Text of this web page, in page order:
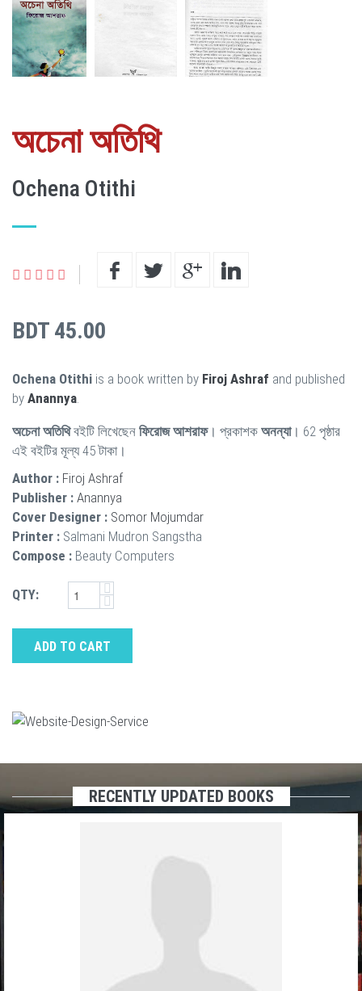
অচেনা অতিথি
Ochena Otithi
BDT 45.00
Ochena Otithi is a book written by Firoj Ashraf and published
by Anannya
অচেনা অতিথিবইটি লিখেছেন ফিরোজ আশরাফ। প্রকাশক অনন্যা। 62 পৃষ্ঠার
এই বইটির মূল্য 45 টাকা।
Author : Firoj Ashraf
Publisher : Anannya
Cover Designer : Somor Mojumdar
Printer : Salmani Mudron Sangstha
Compose : Beauty Computers
QTY:
ADD TO CART
RECENTLY UPDATED BOOKS